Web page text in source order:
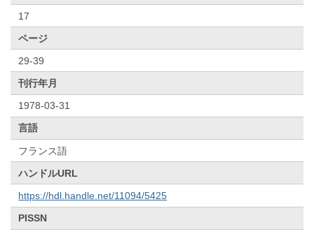
17
ページ
29-39
刊行年月
1978-03-31
言語
フランス語
ハンドルURL
https://hdl.handle.net/11094/5425
PISSN